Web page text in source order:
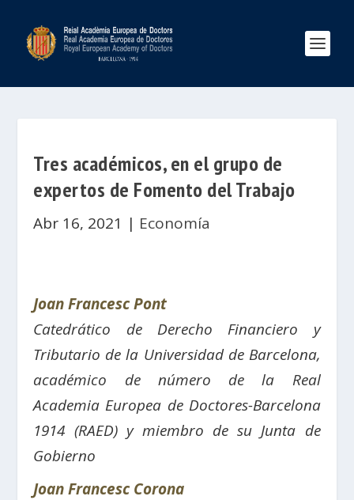
Tres académicos, en el grupo de
expertos de Fomento del Trabajo
Abr 16, 2021 | Economía
Joan Francesc Pont
Catedrático de Derecho Financiero y
Tributario de la Universidad de Barcelona,
académico de número de la Real
Academia Europea de Doctores-Barcelona
1914 (RAED) y miembro de su Junta de
Gobierno
Joan Francesc Corona